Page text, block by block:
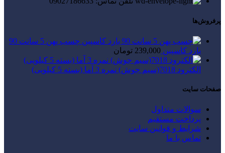
پرفروش‌ها
چسب پهن 5 سانت 90
یارد کاسپین 239,000 تومان
الکترود 7018(سیم جوش) نمره 3 آما (بسته 5 کیلویی)
صفحات سایت
سوالات متداول
پرداخت مستقیم
شرایط و قوانین سایت
تماس با ما